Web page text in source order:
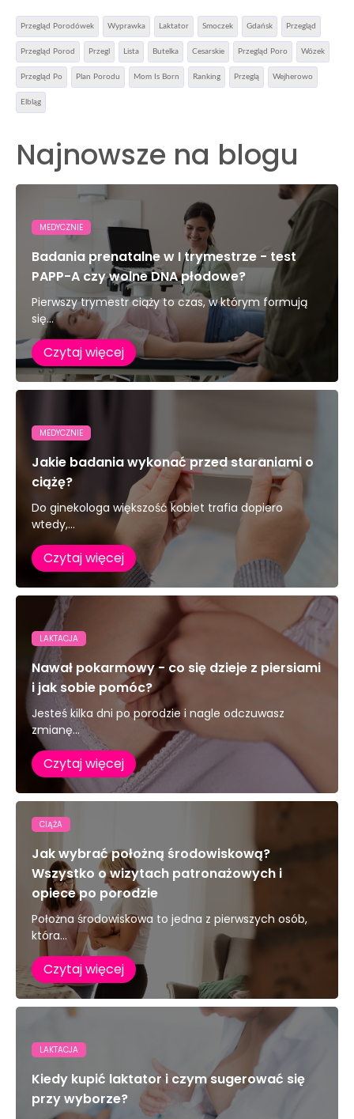
Przegląd Porodówek Wyprawka Laktator Smoczek Gdańsk Przegląd
Przegląd Porod Przegl Lista Butelka Cesarskie Przegląd Poro Wózek
Przegląd Po Plan Porodu Mom Is Born Ranking Przeglą Wejherowo
Elbląg
Najnowsze na blogu
MEDYCZNIE
Badania prenatalne w I trymestrze - test
PAPP-A czy wolne DNA płodowe?
Pierwszy trymestr ciąży to czas, w którym formują
się...
Czytaj więcej
MEDYCZNIE
Jakie badania wykonać przed staraniami o
ciążę?
Do ginekologa większość kobiet trafia dopiero
wtedy,...
Czytaj więcej
LAKTACJA
Nawał pokarmowy - co się dzieje z piersiami
i jak sobie pomóc?
Jesteś kilka dni po porodzie i nagle odczuwasz
zmianę...
Czytaj więcej
CIĄŻA
Jak wybrać położną środowiskową?
Wszystko o wizytach patronażowych i
opiece po porodzie
Położna środowiskowa to jedna z pierwszych osób,
która...
Czytaj więcej
LAKTACJA
Kiedy kupić laktator i czym sugerować się
przy wyborze?